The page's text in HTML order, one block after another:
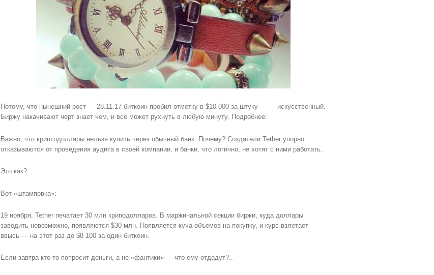
Потому, что нынешний рост — 28.11.17 биткоин пробил отметку в $10 000 за штуку — — искусственный.
Биржу накачивают черт знает чем, и всё может рухнуть в любую минуту. Подробнее:
Важно, что криптодоллары нельзя купить через обычный банк. Почему? Создатели Tether упорно
отказываются от проведения аудита в своей компании, и банки, что логично, не хотят с ними работать.
Это как?
Вот «штамповка»:
19 ноября. Tether печатает 30 млн криподолларов. В маржинальной секции биржи, куда доллары
заводить невозможно, появляются $30 млн. Появляется куча объемов на покупку, и курс взлетает
ввысь — на этот раз до $8 100 за один биткоин.
Если завтра кто-то попросит деньги, а не «фантики» — что ему отдадут?..